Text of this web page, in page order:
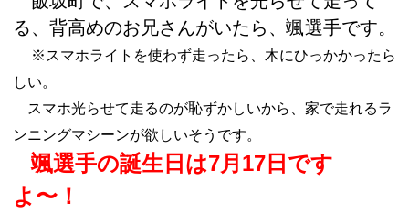
る、背高めのお兄さんがいたら、颯選手です。
※スマホライトを使わず走ったら、木にひっかかったら
しい。
スマホ光らせて走るのが恥ずかしいから、家で走れるラ
ンニングマシーンが欲しいそうです。
颯選手の誕生日は7月17日です
よ〜！